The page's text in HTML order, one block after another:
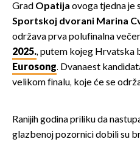
Grad Opatija ovoga tjedna je
Sportskoj dvorani Marina
održava prva polufinalna
2025., putem kojeg Hrvatska
Eurosong. Dvanaest
velikom finalu, koje će se
Ranijih godina priliku da
glazbenoj pozornici dobili su